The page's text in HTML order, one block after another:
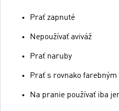
Prať zapnuté
Nepoužívať aviváž
Prať naruby
Prať s rovnako
Na pranie používať iba